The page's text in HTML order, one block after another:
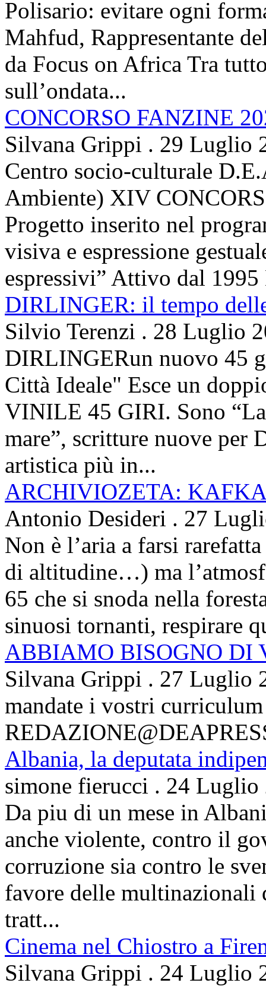
Polisario: evitare ogni
Mahfud, Rappresentante
da Focus on Africa Tra
sull’ondata...
CONCORSO FANZINE
Silvana Grippi . 29 Luglio
Centro socio-culturale
Ambiente) XIV
Progetto inserito nel
visiva e espressione
espressivi” Attivo dal 1995
DIRLINGER: il tempo
Silvio Terenzi . 28 Luglio
DIRLINGERun nuovo 45
Città Ideale" Esce un
VINILE 45 GIRI. Sono
mare”, scritture nuove per
artistica più in...
ARCHIVIOZETA:
Antonio Desideri . 27
Non è l’aria a farsi
di altitudine…) ma
65 che si snoda nella
sinuosi tornanti, respirare
ABBIAMO BISOGNO DI
Silvana Grippi . 27 Luglio
mandate i vostri
Albania, la deputata
simone fierucci . 24 Luglio
Da piu di un mese in
anche violente, contro il
corruzione sia contro le
favore delle multinazionali
tratt...
Cinema nel Chiostro a
Silvana Grippi . 24 Luglio